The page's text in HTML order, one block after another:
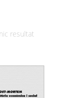
resultat